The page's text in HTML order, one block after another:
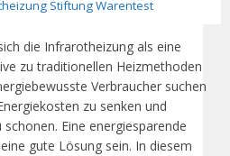
Stiftung Warentest
die Infrarotheizung als eine
zu traditionellen Heizmethoden
Verbraucher suchen
zu senken und
Eine energiesparende
gute Lösung sein. In diesem